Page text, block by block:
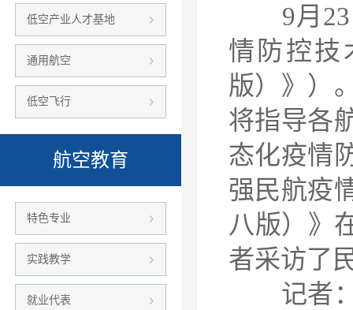
低空产业人才基地
通用航空
低空飞行
航空教育
特色专业
实践教学
就业代表
9月23
情防控技
版）》）
将指导各
态化疫情
强民航疫
八版）》
者采访了
记者：